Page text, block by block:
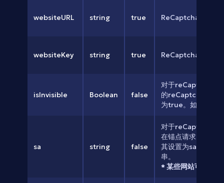
websiteURL string true ReCaptcha网站
websiteKey string true ReCaptcha站点密
isInvisible Boolean false
对于reCaptcha V2
的reCaptchaV2，
为true。如果未填
sa string false
对于reCaptchaV2
在锚点请求的查询
其设置为sa查询参
串。
* 某些网站可能会